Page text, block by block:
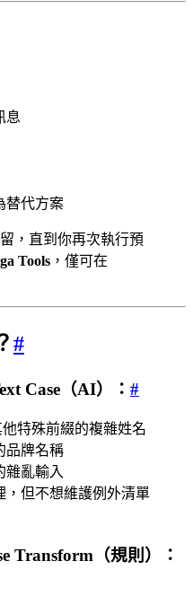
息
替代方案
，直到你再次執行預
Tools ，僅可在
#
Case（AI）： #
特殊前綴的複雜姓名
品牌名稱
雜亂輸入
，但不想維護例外清單
Transform（規則）：